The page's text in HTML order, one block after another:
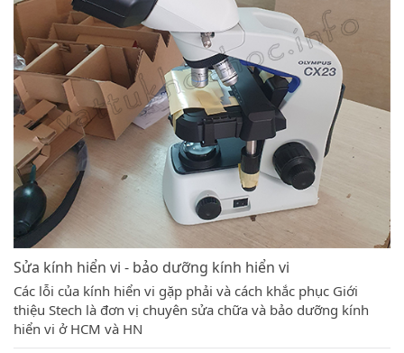
Sửa kính hiển vi - bảo dưỡng kính hiển vi
Các lỗi của kính hiển vi gặp phải và cách khắc phục Giới
thiệu Stech là đơn vị chuyên sửa chữa và bảo dưỡng kính
hiển vi ở HCM và HN